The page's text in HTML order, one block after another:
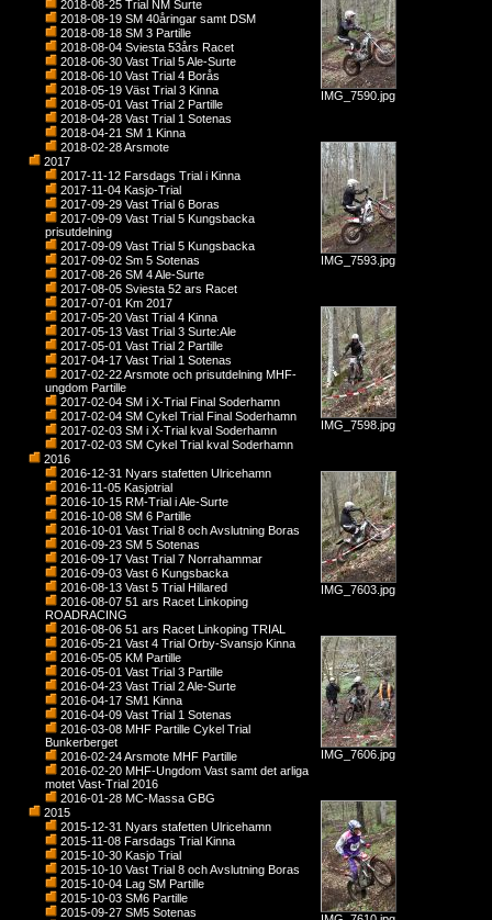
2018-08-25 Trial NM Surte
2018-08-19 SM 40åringar samt DSM
2018-08-18 SM 3 Partille
2018-08-04 Sviesta 53års Racet
2018-06-30 Vast Trial 5 Ale-Surte
2018-06-10 Vast Trial 4 Borås
2018-05-19 Väst Trial 3 Kinna
2018-05-01 Vast Trial 2 Partille
2018-04-28 Vast Trial 1 Sotenas
2018-04-21 SM 1 Kinna
2018-02-28 Arsmote
2017
2017-11-12 Farsdags Trial i Kinna
2017-11-04 Kasjo-Trial
2017-09-29 Vast Trial 6 Boras
2017-09-09 Vast Trial 5 Kungsbacka
prisutdelning
2017-09-09 Vast Trial 5 Kungsbacka
2017-09-02 Sm 5 Sotenas
2017-08-26 SM 4 Ale-Surte
2017-08-05 Sviesta 52 ars Racet
2017-07-01 Km 2017
2017-05-20 Vast Trial 4 Kinna
2017-05-13 Vast Trial 3 Surte:Ale
2017-05-01 Vast Trial 2 Partille
2017-04-17 Vast Trial 1 Sotenas
2017-02-22 Arsmote och prisutdelning MHF-
ungdom Partille
2017-02-04 SM i X-Trial Final Soderhamn
2017-02-04 SM Cykel Trial Final Soderhamn
2017-02-03 SM i X-Trial kval Soderhamn
2017-02-03 SM Cykel Trial kval Soderhamn
2016
2016-12-31 Nyars stafetten Ulricehamn
2016-11-05 Kasjotrial
2016-10-15 RM-Trial i Ale-Surte
2016-10-08 SM 6 Partille
2016-10-01 Vast Trial 8 och Avslutning Boras
2016-09-23 SM 5 Sotenas
2016-09-17 Vast Trial 7 Norrahammar
2016-09-03 Vast 6 Kungsbacka
2016-08-13 Vast 5 Trial Hillared
2016-08-07 51 ars Racet Linkoping
ROADRACING
2016-08-06 51 ars Racet Linkoping TRIAL
2016-05-21 Vast 4 Trial Orby-Svansjo Kinna
2016-05-05 KM Partille
2016-05-01 Vast Trial 3 Partille
2016-04-23 Vast Trial 2 Ale-Surte
2016-04-17 SM1 Kinna
2016-04-09 Vast Trial 1 Sotenas
2016-03-08 MHF Partille Cykel Trial
Bunkerberget
2016-02-24 Arsmote MHF Partille
2016-02-20 MHF-Ungdom Vast samt det arliga
motet Vast-Trial 2016
2016-01-28 MC-Massa GBG
2015
2015-12-31 Nyars stafetten Ulricehamn
2015-11-08 Farsdags Trial Kinna
2015-10-30 Kasjo Trial
2015-10-10 Vast Trial 8 och Avslutning Boras
2015-10-04 Lag SM Partille
2015-10-03 SM6 Partille
2015-09-27 SM5 Sotenas
IMG_7590.jpg
IMG_7593.jpg
IMG_7598.jpg
IMG_7603.jpg
IMG_7606.jpg